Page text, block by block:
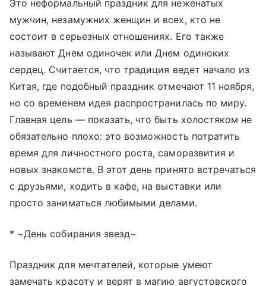
Это неформальный праздник для неженатых
мужчин, незамужних женщин и всех, кто не
состоит в серьезных отношениях. Его также
называют Днем одиночек или Днем одиноких
сердец. Считается, что традиция ведет начало из
Китая, где подобный праздник отмечают 11 ноября,
но со временем идея распространилась по миру.
Главная цель — показать, что быть холостяком не
обязательно плохо: это возможность потратить
время для личностного роста, саморазвития и
новых знакомств. В этот день принято встречаться
с друзьями, ходить в кафе, на выставки или
просто заниматься любимыми делами.
* ~День собирания звезд~
Праздник для мечтателей, которые умеют
замечать красоту и верят в магию августовского